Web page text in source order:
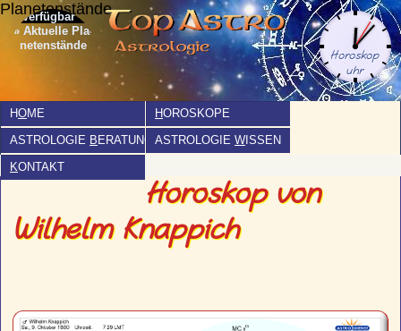
Planetenstände
» Aktuelle Pla­
netenstände
HOME HOROSKOPE
ASTROLOGIE B ERATUNG ASTROLOGIE W ISSEN
KONTAKT
Horoskop von
Wilhelm Knappich